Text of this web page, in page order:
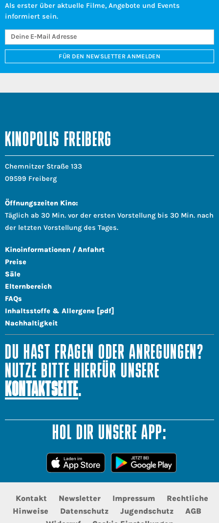
Als erster über aktuelle Filme, Angebote und Events
informiert sein.
FÜR DEN NEWSLETTER ANMELDEN
KINOPOLIS FREIBERG
Chemnitzer Straße 133
09599 Freiberg
Öffnungszeiten Kino:
Täglich ab 30 Min. vor der ersten Vorstellung bis 30 Min. nach
der letzten Vorstellung des Tages.
Kinoinformationen / Anfahrt
Preise
Säle
Elternbereich
FAQs
Inhaltsstoffe & Allergene [pdf]
Nachhaltigkeit
DU HAST FRAGEN ODER ANREGUNGEN?
NUTZE BITTE HIERFÜR UNSERE
KONTAKTSEITE.
HOL DIR UNSERE APP:
Kontakt Newsletter Impressum
Rechtliche
Hinweise
Datenschutz Jugendschutz
AGB